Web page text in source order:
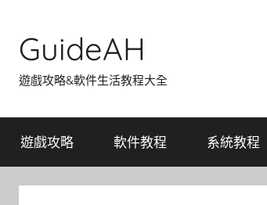
content
GuideAH
遊戲攻略&軟件生活教程大全
遊戲攻略 軟件教程 系統教程